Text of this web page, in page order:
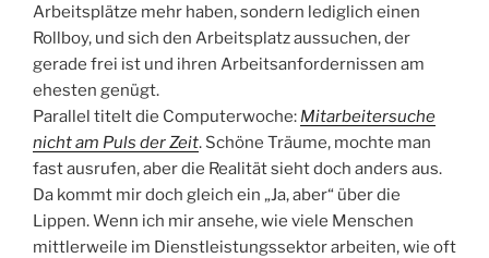
Arbeitsplätze mehr haben, sondern lediglich einen
Rollboy, und sich den Arbeitsplatz aussuchen, der
gerade frei ist und ihren Arbeitsanfordernissen am
ehesten genügt.
Parallel titelt die Computerwoche: Mitarbeitersuche
nicht am Puls der Zeit. Schöne Träume, mochte man
fast ausrufen, aber die Realität sieht doch anders aus.
Da kommt mir doch gleich ein „Ja, aber“ über die
Lippen. Wenn ich mir ansehe, wie viele Menschen
mittlerweile im Dienstleistungssektor arbeiten, wie oft